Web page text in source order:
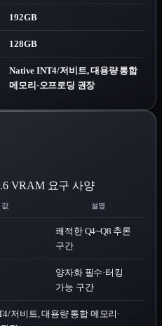
192GB
128GB
Native INT4/저비트, 대용량 통합
메모리·오프로딩 권장
VRAM 요구 사양
값 설명
쾌적한 Q4~Q8 추론
구간
양자화 필수·터킹
가능 구간
저비트, 대용량 통합 메모리·